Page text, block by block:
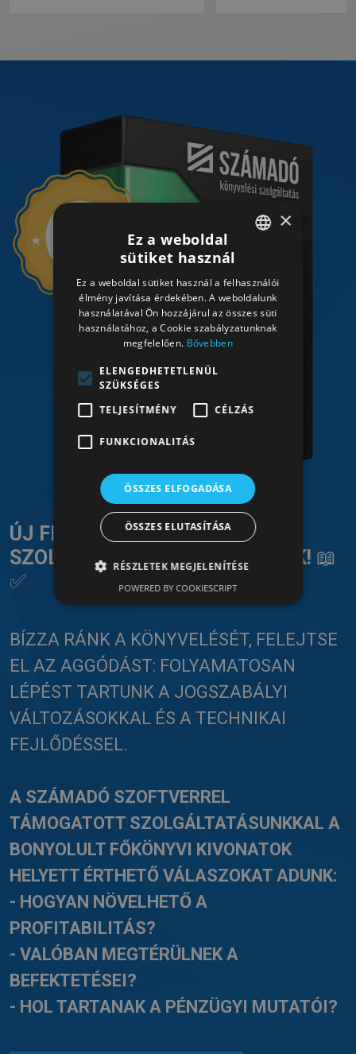
ÚJ FEJEZET: KÖNYVELÉSI
SZOLGÁLTATÁSSAL BŐVÜLTÜNK! 📖
✅
BÍZZA RÁNK A KÖNYVELÉSÉT, FELEJTSE
EL AZ AGGÓDÁST: FOLYAMATOSAN
LÉPÉST TARTUNK A JOGSZABÁLYI
VÁLTOZÁSOKKAL ÉS A TECHNIKAI
FEJLŐDÉSSEL.
A SZÁMADÓ SZOFTVERREL
TÁMOGATOTT SZOLGÁLTATÁSUNKKAL A
BONYOLULT FŐKÖNYVI KIVONATOK
HELYETT ÉRTHETŐ VÁLASZOKAT ADUNK:
- HOGYAN NÖVELHETŐ A
PROFITABILITÁS?
- VALÓBAN MEGTÉRÜLNEK A
BEFEKTETÉSEI?
- HOL TARTANAK A PÉNZÜGYI MUTATÓI?
HUNGARIAN
HUNGARIAN
×
Ez a weboldal
sütiket használ
Ez a weboldal sütiket használ a felhasználói
élmény javítása érdekében. A weboldalunk
használatával Ön hozzájárul az összes süti
használatához, a Cookie szabályzatunknak
megfelelően. Bővebben
ELENGEDHETETLENÜL
SZÜKSÉGES
TELJESÍTMÉNY
CÉLZÁS
FUNKCIONALITÁS
ÖSSZES ELFOGADÁSA
ÖSSZES ELUTASÍTÁSA
RÉSZLETEK MEGJELENÍTÉSE
POWERED BY COOKIESCRIPT